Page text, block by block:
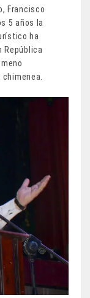
Francisco
5 años la
ha
República